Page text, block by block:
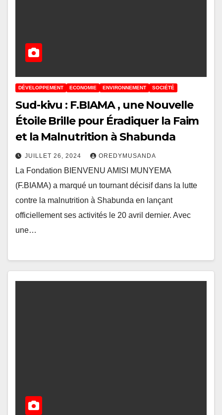
DÉVELOPPEMENT ECONOMIE ENVIRONNEMENT SOCIÉTÉ
Sud-kivu : F.BIAMA , une Nouvelle
Étoile Brille pour Éradiquer la Faim
et la Malnutrition à Shabunda
JUILLET 26, 2024 OREDYMUSANDA
La Fondation BIENVENU AMISI MUNYEMA
(F.BIAMA) a marqué un tournant décisif dans la lutte
contre la malnutrition à Shabunda en lançant
officiellement ses activités le 20 avril dernier. Avec
une…